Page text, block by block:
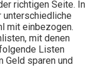
richtigen Seite. In
unterschiedliche
mit einbezogen.
mit denen
Listen
Geld sparen und